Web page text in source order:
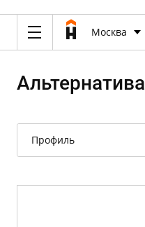
Москва
Альтернатива
Профиль